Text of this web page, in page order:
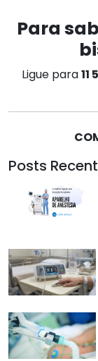
Para
Ligue para11
Posts